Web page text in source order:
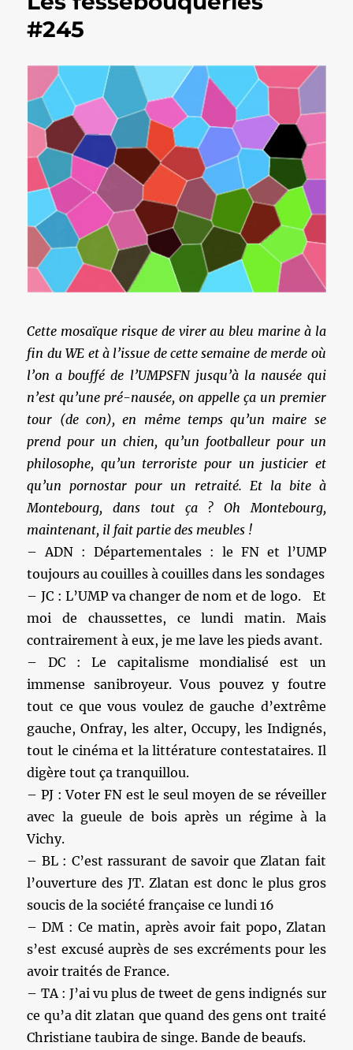
#245
Cette mosaïque risque de virer au bleu marine à la
fin du WE et à l’issue de cette semaine de merde où
l’on a bouffé de l’UMPSFN jusqu’à la nausée qui
n’est qu’une pré-nausée, on appelle ça un premier
tour (de con), en même temps qu’un maire se
prend pour un chien, qu’un footballeur pour un
philosophe, qu’un terroriste pour un justicier et
qu’un pornostar pour un retraité. Et la bite à
Montebourg, dans tout ça ? Oh Montebourg,
maintenant, il fait partie des meubles !
– ADN : Départementales : le FN et l’UMP
toujours au couilles à couilles dans les sondages
– JC : L’UMP va changer de nom et de logo. Et
moi de chaussettes, ce lundi matin. Mais
contrairement à eux, je me lave les pieds avant.
– DC : Le capitalisme mondialisé est un
immense sanibroyeur. Vous pouvez y foutre
tout ce que vous voulez de gauche d’extrême
gauche, Onfray, les alter, Occupy, les Indignés,
tout le cinéma et la littérature contestataires. Il
digère tout ça tranquillou.
– PJ : Voter FN est le seul moyen de se réveiller
avec la gueule de bois après un régime à la
Vichy.
– BL : C’est rassurant de savoir que Zlatan fait
l’ouverture des JT. Zlatan est donc le plus gros
soucis de la société française ce lundi 16
– DM : Ce matin, après avoir fait popo, Zlatan
s’est excusé auprès de ses excréments pour les
avoir traités de France.
– TA : J’ai vu plus de tweet de gens indignés sur
ce qu’a dit zlatan que quand des gens ont traité
Christiane taubira de singe. Bande de beaufs.